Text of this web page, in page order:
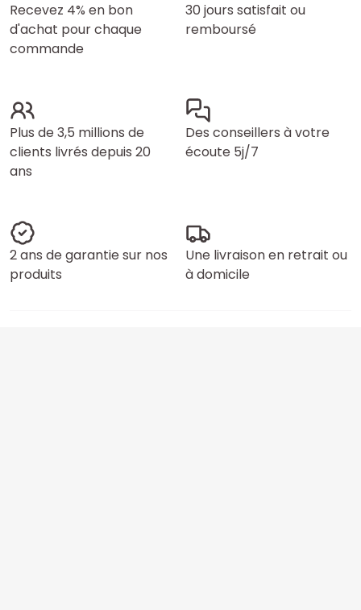
Recevez 4% en bon
d'achat pour chaque
commande
30 jours satisfait ou
remboursé
Plus de 3,5 millions de
clients livrés depuis 20
ans
Des conseillers à votre
écoute 5j/7
2 ans de garantie sur nos
produits
Une livraison en retrait ou
à domicile